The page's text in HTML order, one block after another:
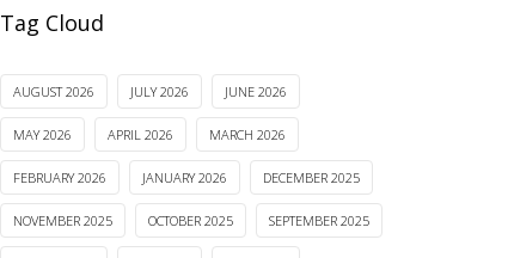
Tag Cloud
AUGUST 2026 JULY 2026 JUNE 2026
MAY 2026 APRIL 2026 MARCH 2026
FEBRUARY 2026 JANUARY 2026 DECEMBER 2025
NOVEMBER 2025 OCTOBER 2025 SEPTEMBER 2025